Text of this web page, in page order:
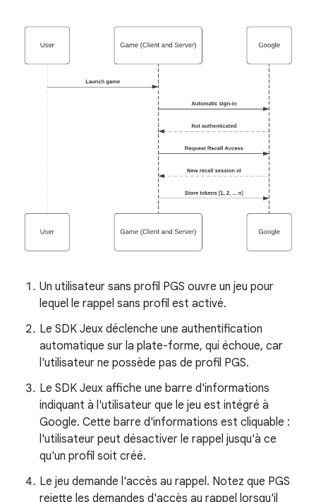
Un utilisateur sans profil PGS ouvre un jeu pour
lequel le rappel sans profil est activé.
Le SDK Jeux déclenche une authentification
automatique sur la plate-forme, qui échoue, car
l'utilisateur ne possède pas de profil PGS.
Le SDK Jeux affiche une barre d'informations
indiquant à l'utilisateur que le jeu est intégré à
Google. Cette barre d'informations est cliquable :
l'utilisateur peut désactiver le rappel jusqu'à ce
qu'un profil soit créé.
Le jeu demande l'accès au rappel. Notez que PGS
rejette les demandes d'accès au rappel lorsqu'il